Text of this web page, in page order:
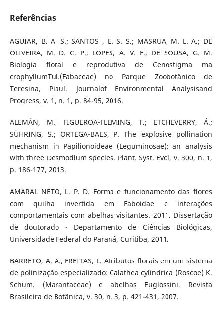
Referências
AGUIAR, B. A. S.; SANTOS , E. S. S.; MASRUA, M. L. A.; DE
OLIVEIRA, M. D. C. P.; LOPES, A. V. F.; DE SOUSA, G. M.
Biologia floral e reprodutiva de Cenostigma ma
crophyllumTul.(Fabaceae) no Parque Zoobotânico de
Teresina, Piauí. Journalof Environmental Analysisand
Progress, v. 1, n. 1, p. 84-95, 2016.
ALEMÁN, M.; FIGUEROA-FLEMING, T.; ETCHEVERRY, Á.;
SÜHRING, S.; ORTEGA-BAES, P. The explosive pollination
mechanism in Papilionoideae (Leguminosae): an analysis
with three Desmodium species. Plant. Syst. Evol, v. 300, n. 1,
p. 186-177, 2013.
AMARAL NETO, L. P. D. Forma e funcionamento das flores
com quilha invertida em Faboidae e interações
comportamentais com abelhas visitantes. 2011. Dissertação
de doutorado - Departamento de Ciências Biológicas,
Universidade Federal do Paraná, Curitiba, 2011.
BARRETO, A. A.; FREITAS, L. Atributos florais em um sistema
de polinização especializado: Calathea cylindrica (Roscoe) K.
Schum. (Marantaceae) e abelhas Euglossini. Revista
Brasileira de Botânica, v. 30, n. 3, p. 421-431, 2007.